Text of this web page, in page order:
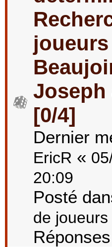
Joseph
[0/4]
Dernier
EricR «
20:09
Posté
de joueurs